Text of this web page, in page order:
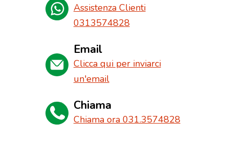
Assistenza Clienti
0313574828
Email
Clicca qui per inviarci
un'email
Chiama
Chiama ora 031.3574828